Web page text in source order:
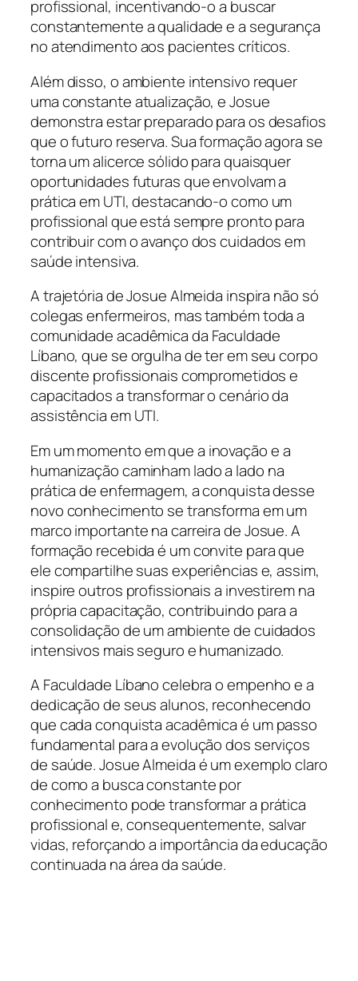
profissional, incentivando-o a buscar
constantemente a qualidade e a segurança
no atendimento aos pacientes críticos.
Além disso, o ambiente intensivo requer
uma constante atualização, e Josue
demonstra estar preparado para os desafios
que o futuro reserva. Sua formação agora se
torna um alicerce sólido para quaisquer
oportunidades futuras que envolvam a
prática em UTI, destacando-o como um
profissional que está sempre pronto para
contribuir com o avanço dos cuidados em
saúde intensiva.
A trajetória de Josue Almeida inspira não só
colegas enfermeiros, mas também toda a
comunidade acadêmica da Faculdade
Líbano, que se orgulha de ter em seu corpo
discente profissionais comprometidos e
capacitados a transformar o cenário da
assistência em UTI.
Em um momento em que a inovação e a
humanização caminham lado a lado na
prática de enfermagem, a conquista desse
novo conhecimento se transforma em um
marco importante na carreira de Josue. A
formação recebida é um convite para que
ele compartilhe suas experiências e, assim,
inspire outros profissionais a investirem na
própria capacitação, contribuindo para a
consolidação de um ambiente de cuidados
intensivos mais seguro e humanizado.
A Faculdade Líbano celebra o empenho e a
dedicação de seus alunos, reconhecendo
que cada conquista acadêmica é um passo
fundamental para a evolução dos serviços
de saúde. Josue Almeida é um exemplo claro
de como a busca constante por
conhecimento pode transformar a prática
profissional e, consequentemente, salvar
vidas, reforçando a importância da educação
continuada na área da saúde.